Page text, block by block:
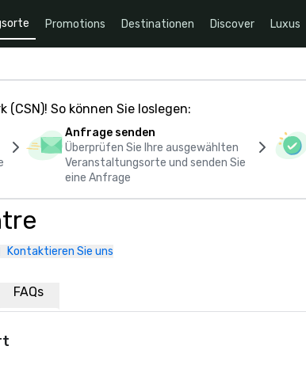
Promotions Destinationen Discover Luxus
(CSN)! So können Sie loslegen:
Anfrage senden
Überprüfen Sie Ihre ausgewählten
Veranstaltungsorte und senden Sie
eine Anfrage
Kontaktieren Sie uns
FAQs